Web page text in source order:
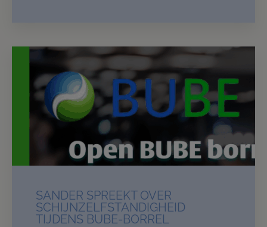
SANDER SPREEKT OVER
SCHIJNZELFSTANDIGHEID
TIJDENS BUBE-BORREL
Read more
Contact us